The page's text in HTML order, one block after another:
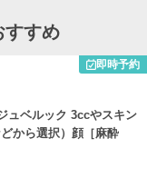
すすめ
即時予約
ュベルック 3ccやスキン
から選択）顔［麻酔